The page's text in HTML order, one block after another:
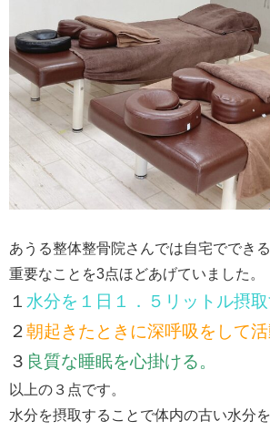
あうる整体整骨院さんでは自宅ででき
重要なことを3点ほどあげていました。
１ 水分を１日１．５リットル摂取
２ 朝起きたときに深呼吸をして活
３ 良質な睡眠を心掛ける。
以上の３点です。
水分を摂取することで体内の古い水分を